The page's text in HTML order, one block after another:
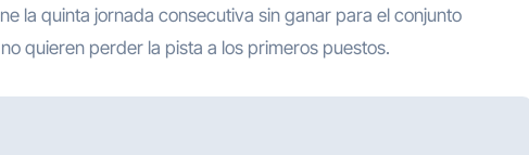
la quinta jornada consecutiva sin ganar para el conjunto
quieren perder la pista a los primeros puestos.